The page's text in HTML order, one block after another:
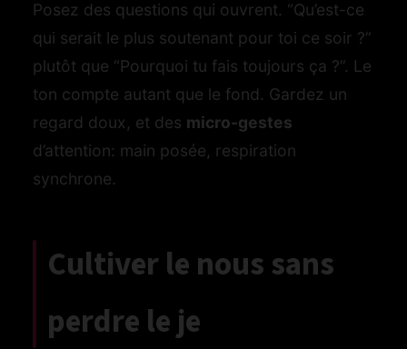
Posez des questions qui ouvrent. “Qu’est-ce
qui serait le plus soutenant pour toi ce soir ?”
plutôt que “Pourquoi tu fais toujours ça ?”. Le
ton compte autant que le fond. Gardez un
regard doux, et des micro-gestes
d’attention: main posée, respiration
synchrone.
Cultiver le nous sans
perdre le je